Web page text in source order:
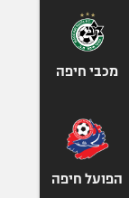
מכבי חיפה
הפועל חיפה